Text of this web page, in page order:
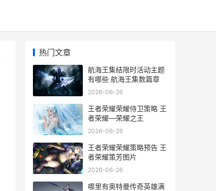
热门文章
航海王集结限时活动主题
有哪些 航海王集数篇章
2026-06-26
王者荣耀荣耀侍卫策略 王
者荣耀—荣耀之王
2026-06-26
王者荣耀荣耀策略预告 王
者荣耀策芳图片
2026-06-26
哪里有奥特曼传奇英雄满